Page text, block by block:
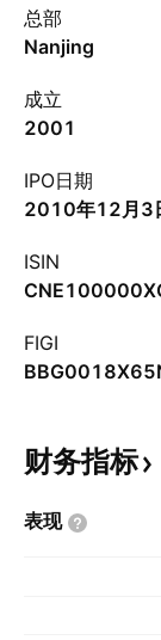
总部
Nanjing
成立
2001
IPO日期
2010年12月3
ISIN
FIGI
财务指标
表现